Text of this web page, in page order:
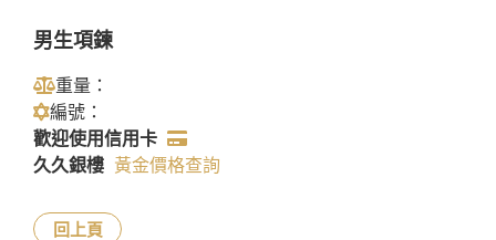
男生項鍊
重量：
編號：
歡迎使用信用卡
久久銀樓 黃金價格查詢
回上頁